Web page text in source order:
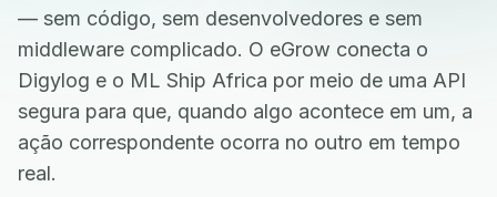
— sem código, sem desenvolvedores e sem
middleware complicado. O eGrow conecta o
Digylog e o ML Ship Africa por meio de uma API
segura para que, quando algo acontece em um, a
ação correspondente ocorra no outro em tempo
real.